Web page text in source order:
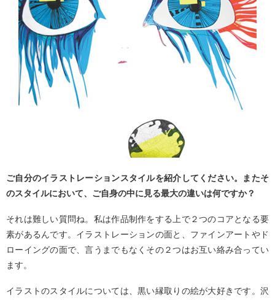
ご自分のイラストレーションスタイルを紹介してください。またそ
のスタイルにおいて、ご自身の中に見る最大の違いは何ですか？
それは難しい質問ね。私は作品制作をする上で２つのコアとなる要
素があるんです。イラストレーションの面と、ファインアートやド
ローイングの面で、言うまでもなくその２つはお互い絡み合ってい
ます。
イラストのスタイルについては、黒い縁取りの絵が大好きです。沢